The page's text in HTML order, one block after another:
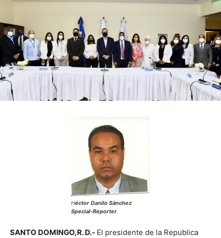
Héctor Danilo Sánchez
Special-Reporter
SANTO DOMINGO,R. D.- El presidente de la Republica